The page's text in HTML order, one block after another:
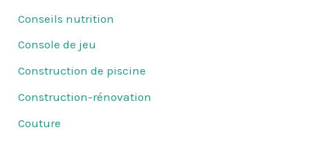
Conseils nutrition
Console de jeu
Construction de piscine
Construction-rénovation
Couture